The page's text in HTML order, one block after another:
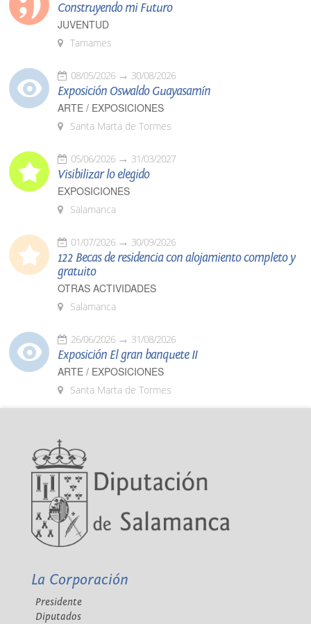
Construyendo mi Futuro
JUVENTUD
Tamames
08/05/2026 30/08/2026
Exposición Oswaldo Guayasamín
ARTE / EXPOSICIONES
Santa Marta de Tormes
05/06/2026 31/03/2027
Visibilizar lo elegido
EXPOSICIONES
Salamanca
01/07/2026 30/09/2026
122 Becas de residencia con alojamiento completo y
gratuito
OTRAS ACTIVIDADES
Salamanca
26/06/2026 31/08/2026
Exposición El gran banquete II
ARTE / EXPOSICIONES
Santa Marta de Tormes
La Corporación
Presidente
Diputados